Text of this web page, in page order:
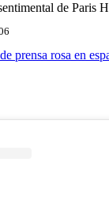
de Paris